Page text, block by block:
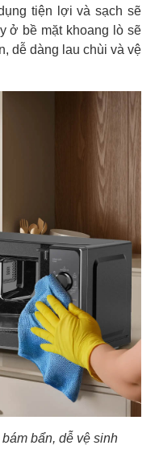
tiện lợi và sạch sẽ
ở bề mặt khoang lò sẽ
dễ dàng lau chùi và vệ
bẩn, dễ vệ sinh